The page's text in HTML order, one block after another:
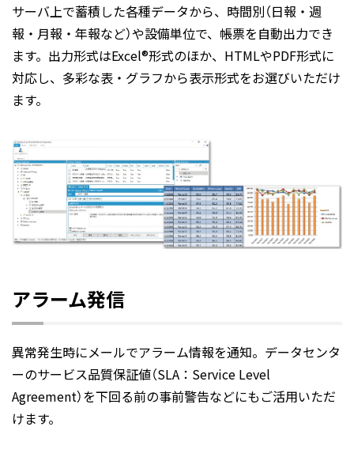
サーバ上で蓄積した各種データから、時間別（日報・週
報・月報・年報など）や設備単位で、帳票を自動出力でき
ます。出力形式はExcel®形式のほか、HTMLやPDF形式に
対応し、多彩な表・グラフから表示形式をお選びいただけ
ます。
アラーム発信
異常発生時にメールでアラーム情報を通知。データセンタ
ーのサービス品質保証値（SLA：Service Level
Agreement）を下回る前の事前警告などにもご活用いただ
けます。